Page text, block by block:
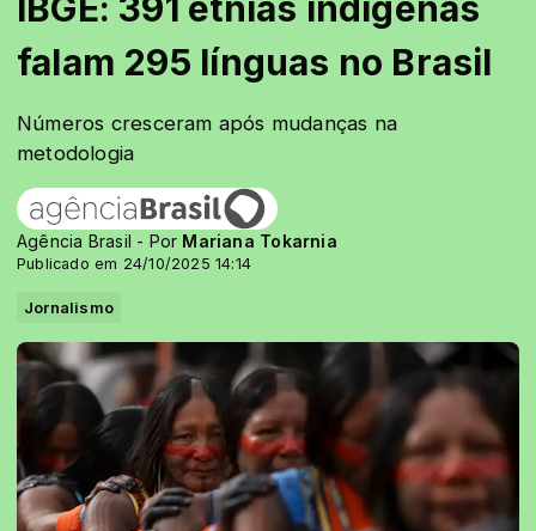
falam 295 línguas no Brasil
Números cresceram após mudanças na
metodologia
Agência Brasil - Por Mariana Tokarnia
Publicado em 24/10/2025 14:14
Jornalismo